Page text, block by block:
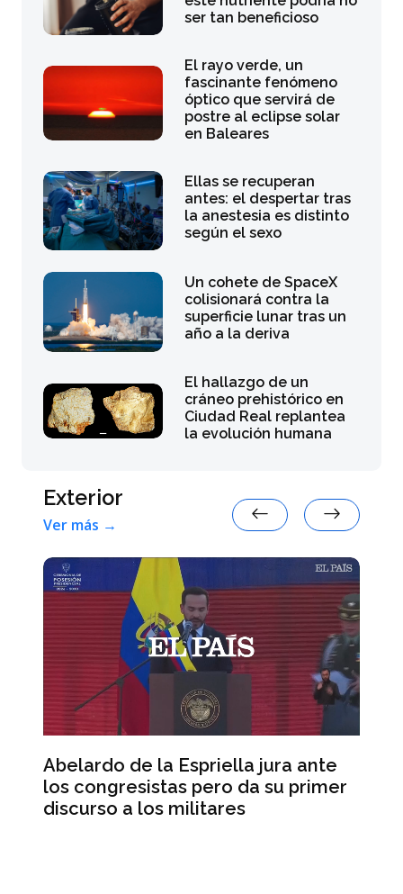
ser tan beneficioso
El rayo verde, un
fascinante fenómeno
óptico que servirá de
postre al eclipse solar
en Baleares
Ellas se recuperan
antes: el despertar tras
la anestesia es distinto
según el sexo
Un cohete de SpaceX
colisionará contra la
superficie lunar tras un
año a la deriva
El hallazgo de un
cráneo prehistórico en
Ciudad Real replantea
la evolución humana
Exterior
Ver más →
Abelardo de la Espriella jura ante
los congresistas pero da su primer
discurso a los militares